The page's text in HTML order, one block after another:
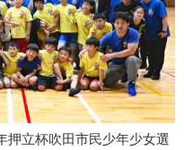
押立杯吹田市民少年少女選